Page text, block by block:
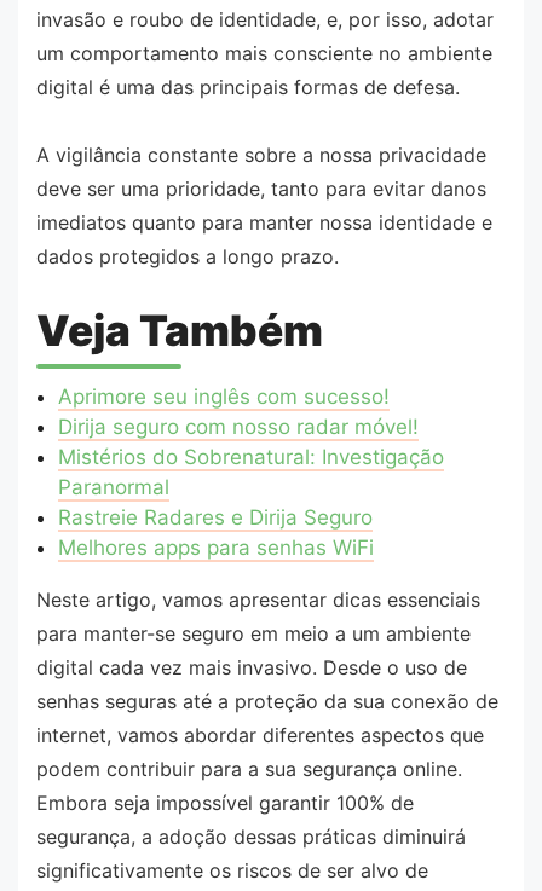
invasão e roubo de identidade, e, por isso, adotar
um comportamento mais consciente no ambiente
digital é uma das principais formas de defesa.
A vigilância constante sobre a nossa privacidade
deve ser uma prioridade, tanto para evitar danos
imediatos quanto para manter nossa identidade e
dados protegidos a longo prazo.
Veja Também
Aprimore seu inglês com sucesso!
Dirija seguro com nosso radar móvel!
Mistérios do Sobrenatural: Investigação
Paranormal
Rastreie Radares e Dirija Seguro
Melhores apps para senhas WiFi
Neste artigo, vamos apresentar dicas essenciais
para manter-se seguro em meio a um ambiente
digital cada vez mais invasivo. Desde o uso de
senhas seguras até a proteção da sua conexão de
internet, vamos abordar diferentes aspectos que
podem contribuir para a sua segurança online.
Embora seja impossível garantir 100% de
segurança, a adoção dessas práticas diminuirá
significativamente os riscos de ser alvo de